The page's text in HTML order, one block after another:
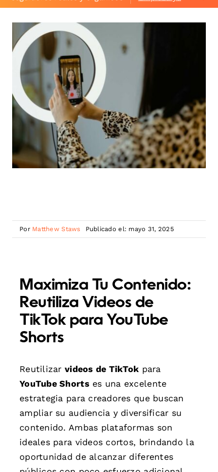
Por Matthew Staws Publicado el: mayo 31, 2025
Maximiza Tu Contenido:
Reutiliza Videos de
TikTok para YouTube
Shorts
Reutilizar videos de TikTok para
YouTube Shorts es una excelente
estrategia para creadores que buscan
ampliar su audiencia y diversificar su
contenido. Ambas plataformas son
ideales para videos cortos, brindando la
oportunidad de alcanzar diferentes